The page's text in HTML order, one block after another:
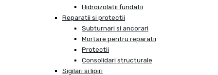
Hidroizolatii fundatii
Reparatii si protectii
Subturnari si ancorari
Mortare pentru reparatii
Protectii
Consolidari structurale
Sigilari si lipiri